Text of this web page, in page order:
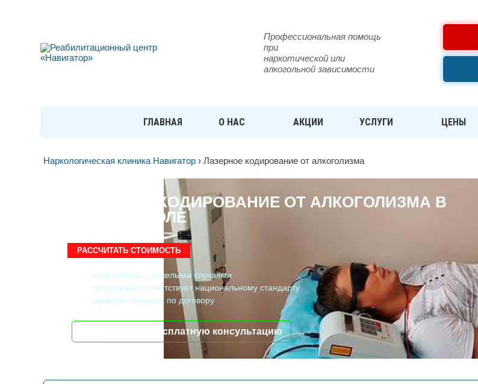
Профессиональная помощь
при
наркотической или
алкогольной зависимости
ГЛАВНАЯ О НАС АКЦИИ УСЛУГИ ЦЕНЫ
Наркологическая клиника Навигатор › Лазерное кодирование от алкоголизма
ЛАЗЕРНОЕ КОДИРОВАНИЕ ОТ АЛКОГОЛИЗМА В
СЕВАСТОПОЛЕ
РАССЧИТАТЬ СТОИМОСТЬ
опыт работы с тяжелыми случаями
программа соответствует национальному стандарту
гарантия от срыва по договору
Получить бесплатную консультацию